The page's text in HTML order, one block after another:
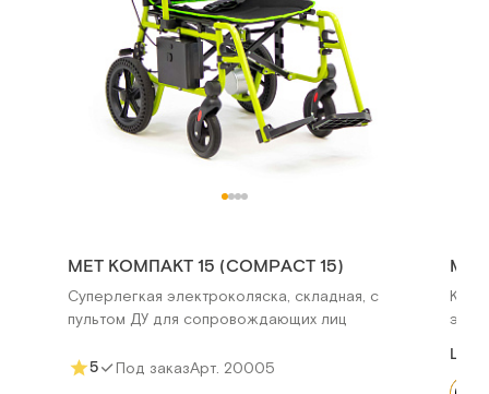
MET КОМПАКТ 15 (COMPACT 15)
Суперлегкая электроколяска, складная, с
пультом ДУ для сопровождающих лиц
5 Под заказАрт. 20005
Цвет